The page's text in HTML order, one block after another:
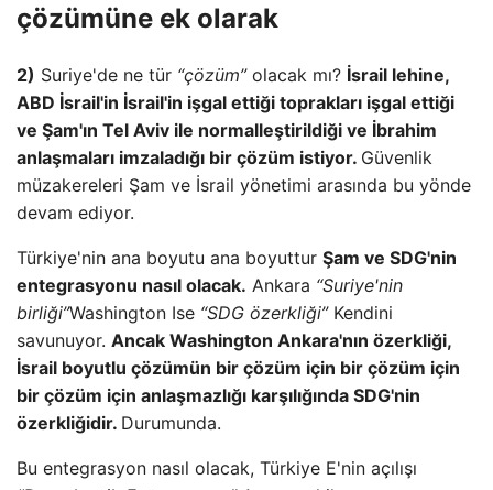
çözümüne ek olarak
2) Suriye'de ne tür “çözüm” olacak mı? İsrail lehine,
ABD İsrail'in İsrail'in işgal ettiği toprakları işgal ettiği
ve Şam'ın Tel Aviv ile normalleştirildiği ve İbrahim
anlaşmaları imzaladığı bir çözüm istiyor. Güvenlik
müzakereleri Şam ve İsrail yönetimi arasında bu yönde
devam ediyor.
Türkiye'nin ana boyutu ana boyuttur Şam ve SDG'nin
entegrasyonu nasıl olacak. Ankara “Suriye'nin
birliği”Washington Ise “SDG özerkliği”Kendini
savunuyor. Ancak Washington Ankara'nın özerkliği,
İsrail boyutlu çözümün bir çözüm için bir çözüm için
bir çözüm için anlaşmazlığı karşılığında SDG'nin
özerkliğidir. Durumunda.
Bu entegrasyon nasıl olacak, Türkiye E'nin açılışı